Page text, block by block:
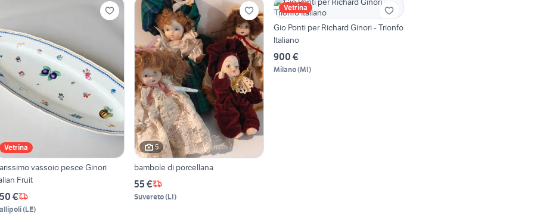
Vetrina
vassoio pesce Ginori
Fruit
€
(LE)
5
bambole di porcellana
55 €
Suvereto(LI)
Vetrina
Gio Ponti per Richard Ginori - Trionfo
Italiano
900 €
Milano(MI)